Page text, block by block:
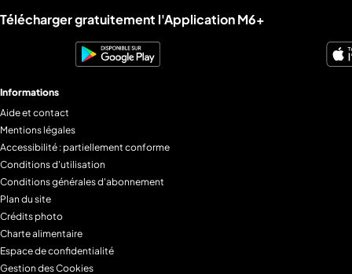
Liens utiles M6+.
Télécharger gratuitement l'Application M6+
Informations
Aide et contact
Mentions légales
Accessibilité : partiellement conforme
Conditions d'utilisation
Conditions générales d'abonnement
Plan du site
Crédits photo
Charte alimentaire
Espace de confidentialité
Gestion des Cookies